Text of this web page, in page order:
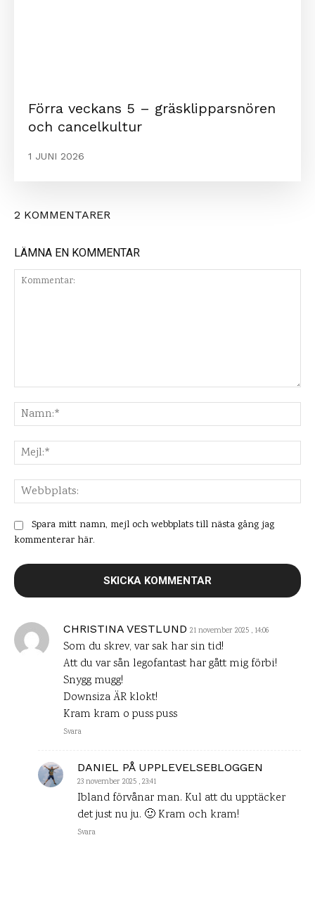
Förra veckans 5 – gräsklipparsnören
och cancelkultur
1 JUNI 2026
2 KOMMENTARER
CHRISTINA VESTLUND 21 november 2025 , 14:06
Som du skrev, var sak har sin tid!
Att du var sån legofantast har gått mig förbi!
Snygg mugg!
Downsiza ÄR klokt!
Kram kram o puss puss
Svara
DANIEL PÅ UPPLEVELSEBLOGGEN
23 november 2025 , 23:41
Ibland förvånar man. Kul att du upptäcker
det just nu ju. 🙂 Kram och kram!
Svara
LÄMNA EN KOMMENTAR
Spara mitt namn, mejl och webbplats till nästa gång jag
kommenterar här.